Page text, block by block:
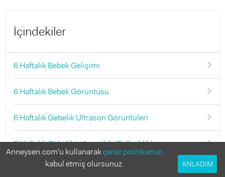
İçindekiler
6 Haftalık Bebek Gelişimi
6 Haftalık Bebek Görüntüsü
6 Haftalık Gebelik Ultrason Görüntüleri
6 Haftalık Gebelikte Annedeki Değişiklikler
6 Haftalık Gebelik Görüntüsü
Anneysen.com'u kullanarakçerez politikamızı
kabul etmiş olursunuz.
ANLADIM